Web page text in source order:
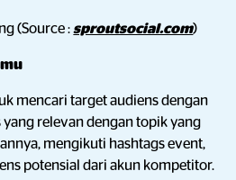
(Source :sproutsocial.com)
mencari target audiens dengan
relevan dengan topik yang
mengikuti hashtags event,
potensial dari akun kompetitor.